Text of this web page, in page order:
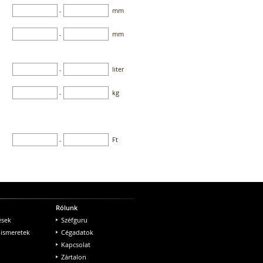
- mm
- mm
- liter
- kg
- Ft
Rólunk
Széfguru
Cégadatok
Kapcsolat
Zártalon